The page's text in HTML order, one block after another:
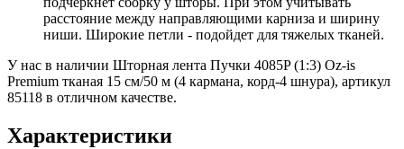
расстояние между направляющими карниза и ширину
ниши. Широкие петли - подойдет для тяжелых тканей.
У нас в наличии Шторная лента Пучки 4085P (1:3) Oz-is
Premium тканая 15 см/50 м (4 кармана, корд-4 шнура), артикул
85118 в отличном качестве.
Характеристики